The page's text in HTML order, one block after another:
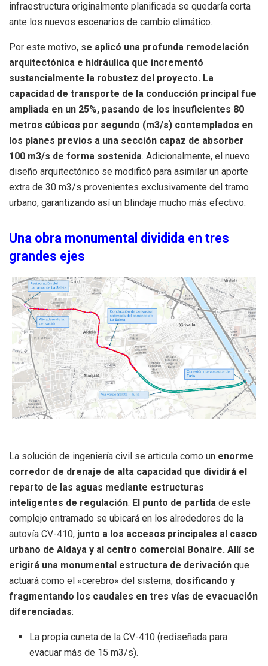
infraestructura originalmente planificada se quedaría corta
ante los nuevos escenarios de cambio climático.
Por este motivo, se aplicó una profunda remodelación
arquitectónica e hidráulica que incrementó
sustancialmente la robustez del proyecto. La
capacidad de transporte de la conducción principal fue
ampliada en un 25%, pasando de los insuficientes 80
metros cúbicos por segundo (m3/s) contemplados en
los planes previos a una sección capaz de absorber
100 m3/s de forma sostenida. Adicionalmente, el nuevo
diseño arquitectónico se modificó para asimilar un aporte
extra de 30 m3/s provenientes exclusivamente del tramo
urbano, garantizando así un blindaje mucho más efectivo.
Una obra monumental dividida en tres
grandes ejes
La solución de ingeniería civil se articula como un enorme
corredor de drenaje de alta capacidad que dividirá el
reparto de las aguas mediante estructuras
inteligentes de regulación. El punto de partida de este
complejo entramado se ubicará en los alrededores de la
autovía CV-410, junto a los accesos principales al casco
urbano de Aldaya y al centro comercial Bonaire. Allí se
erigirá una monumental estructura de derivación que
actuará como el «cerebro» del sistema, dosificando y
fragmentando los caudales en tres vías de evacuación
diferenciadas:
La propia cuneta de la CV-410 (rediseñada para
evacuar más de 15m3/s).